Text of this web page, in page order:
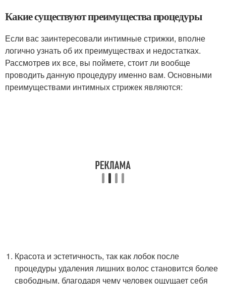
Какие существуют преимущества процедуры
Если вас заинтересовали интимные стрижки, вполне
логично узнать об их преимуществах и недостатках.
Рассмотрев их все, вы поймете, стоит ли вообще
проводить данную процедуру именно вам. Основными
преимуществами интимных стрижек являются:
Красота и эстетичность, так как лобок после
процедуры удаления лишних волос становится более
свободным, благодаря чему человек ощущает себя